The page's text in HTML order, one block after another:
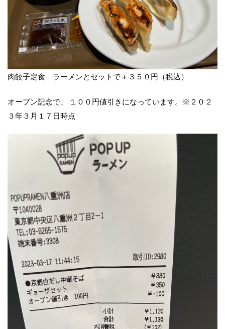
肉餃子定食 ラーメンとセットで＋３５０円（税込）
オープン記念で、 １００円値引きになっています。※２０２
３年３月１７日時点